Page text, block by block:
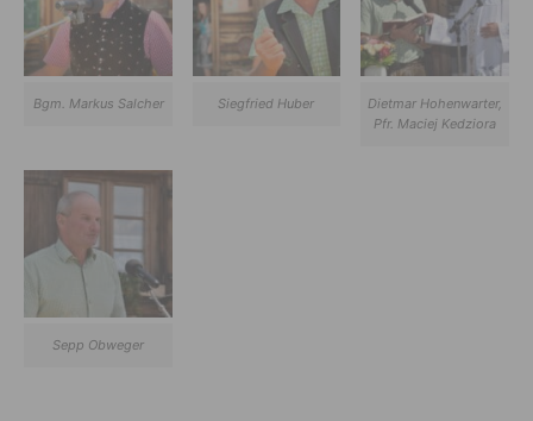
Bgm. Markus Salcher Siegfried Huber
Dietmar Hohenwarter,
Pfr. Maciej Kedziora
Sepp Obweger